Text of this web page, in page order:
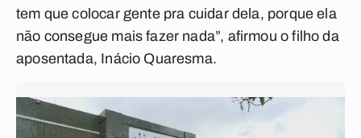
tem que colocar gente pra cuidar dela, porque ela
não consegue mais fazer nada”, afirmou o filho da
aposentada, Inácio Quaresma.